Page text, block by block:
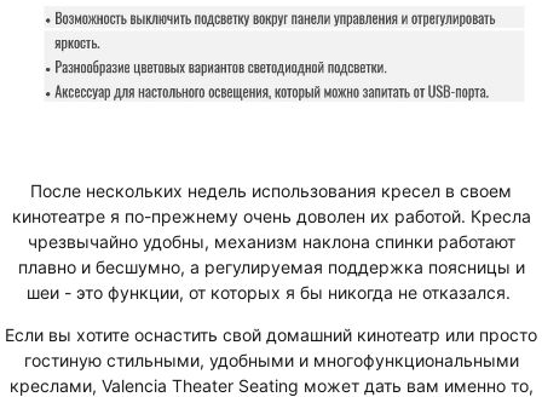
После нескольких недель использования кресел в своем
кинотеатре я по-прежнему очень доволен их работой. Кресла
чрезвычайно удобны, механизм наклона спинки работают
плавно и бесшумно, а регулируемая поддержка поясницы и
шеи - это функции, от которых я бы никогда не отказался.
Если вы хотите оснастить свой домашний кинотеатр или просто
гостиную стильными, удобными и многофункциональными
креслами, Valencia Theater Seating может дать вам именно то,